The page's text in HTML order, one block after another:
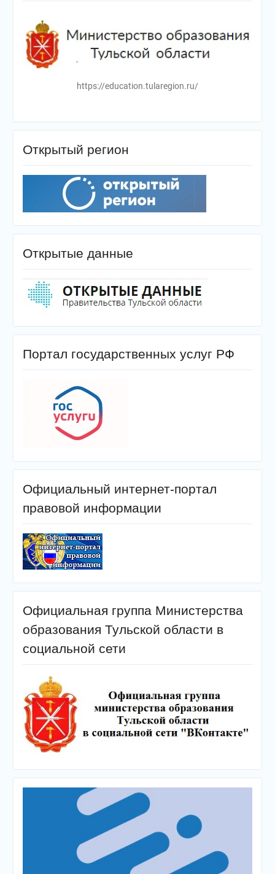
https://education.tularegion.ru/
Открытый регион
Открытые данные
Портал государственных услуг РФ
Официальный интернет-портал
правовой информации
Официальная группа Министерства
образования Тульской области в
социальной сети